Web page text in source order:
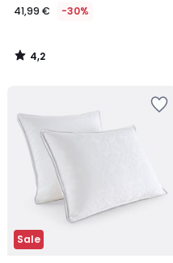
41,99 € -30%
4,2
/
Sale